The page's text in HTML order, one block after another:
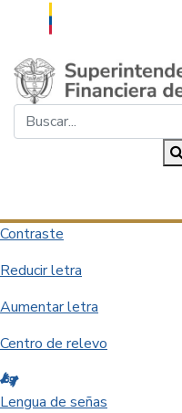
Saltar al contenido principal
Contraste
Reducir letra
Aumentar letra
Centro de relevo
Lengua de señas